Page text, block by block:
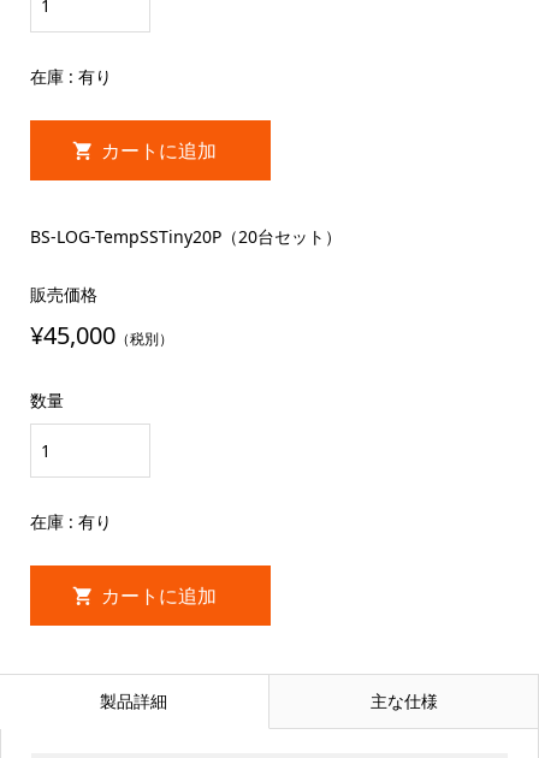
在庫 : 有り
BS-LOG-TempSSTiny20P（20台セット）
販売価格
¥45,000（税別）
数量
在庫 : 有り
製品詳細 主な仕様